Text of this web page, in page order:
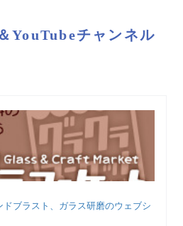
YouTubeチャンネル
ブラスト、ガラス研磨のウェブシ